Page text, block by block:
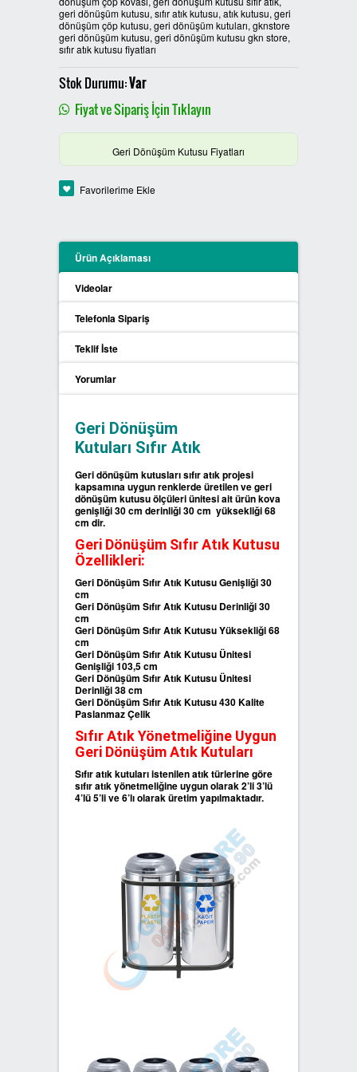
PLASTİK SIFIR ATIK KUTULARI
BOYALI SIFIR ATIK KUTULARI
METAL SIFIR ATIK KUTULARI
KUTULARI
PROCYCLE SIFIR ATIK
PİL ATIK KUTULARI
SIFIR ATIK KONTEYNERLARI
SIFIR ATIK BİLGİLENDİRME
PANOSU
SIFIR ATIK ÇÖP POŞETLERİ
SIFIR ATIK GERİ DÖNÜŞÜM
KUTULARI
geri dönüşüm kutusu, sıfır atık kutusu, atık kutusu, geri
dönüşüm çöp kutusu, geri dönüşüm kutuları, gknstore
geri dönüşüm kutusu, geri dönüşüm kutusu gkn store,
sıfır atık kutusu fiyatları
Stok Durumu:Var
Fiyat ve Sipariş İçin Tıklayın
Geri Dönüşüm Kutusu Fiyatları
Favorilerime Ekle
Ürün Açıklaması
Videolar
Telefonla Sipariş
Teklif İste
Yorumlar
Geri Dönüşüm
Kutuları Sıfır Atık
Geri dönüşüm kutusları sıfır atık projesi
kapsamına uygun renklerde üretilen ve geri
dönüşüm kutusu ölçüleri ünitesi ait ürün kova
genişliği 30 cm derinliği 30 cm yüksekliği 68
cm dir.
Geri Dönüşüm Sıfır Atık Kutusu
Özellikleri:
Geri Dönüşüm Sıfır Atık Kutusu Genişliği 30
cm
Geri Dönüşüm Sıfır Atık Kutusu Derinliği 30
cm
Geri Dönüşüm Sıfır Atık Kutusu Yüksekliği 68
cm
Geri Dönüşüm Sıfır Atık Kutusu Ünitesi
Genişliği 103,5 cm
Geri Dönüşüm Sıfır Atık Kutusu Ünitesi
Derinliği 38 cm
Geri Dönüşüm Sıfır Atık Kutusu 430 Kalite
Paslanmaz Çelik
Sıfır Atık Yönetmeliğine Uygun
Geri Dönüşüm Atık Kutuları
Sıfır atık kutuları istenilen atık türlerine göre
sıfır atık yönetmeliğine uygun olarak 2’li 3’lü
4’lü 5’li ve 6’lı olarak üretim yapılmaktadır.